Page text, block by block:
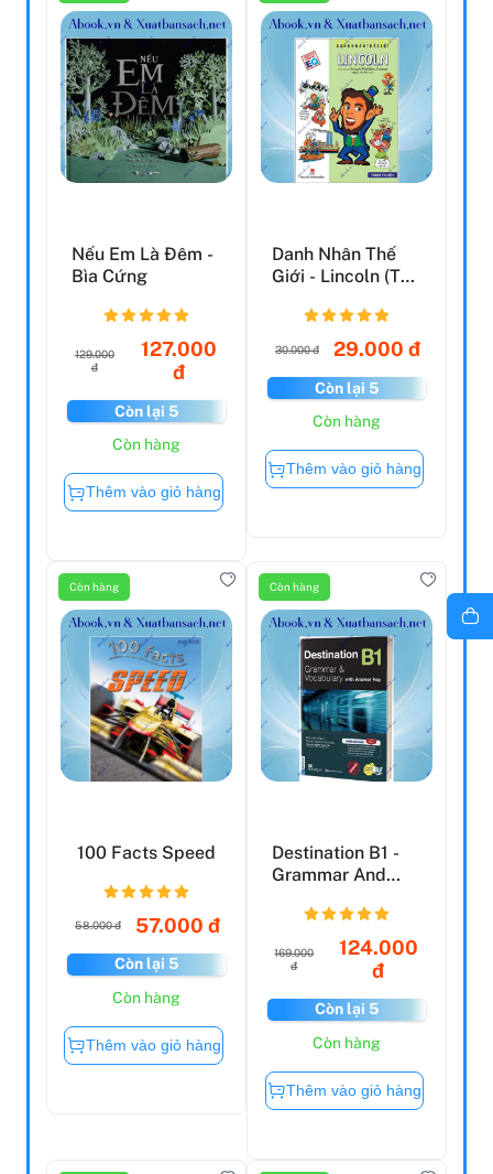
Nếu Em Là Đêm -
Bìa Cứng
129.000
đ
127.000
đ
Còn lại 5
Còn hàng
Thêm vào giỏ hàng
Danh Nhân Thế
Giới - Lincoln (Tái
30.000 đ 29.000 đ
Còn lại 5
Còn hàng
Thêm vào giỏ hàng
Còn hàng
100 Facts Speed
58.000 đ 57.000 đ
Còn lại 5
Còn hàng
Thêm vào giỏ hàng
Còn hàng
Destination B1 -
Grammar And
Answe...
169.000
đ
124.000
đ
Còn lại 5
Còn hàng
Thêm vào giỏ hàng